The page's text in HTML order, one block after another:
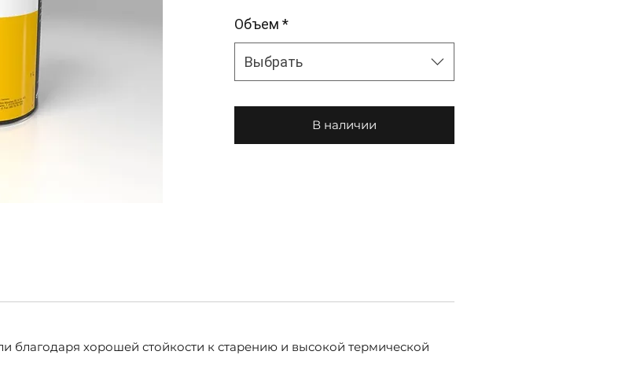
Объем *
Выбрать
В наличии
благодаря хорошей стойкости к старению и высокой термической